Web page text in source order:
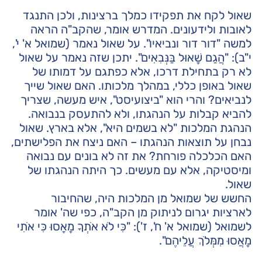
שאול לקח את תפקידו כמלך ברצינות, ולכן התנגד
לאובות ולידעונים. המדרש אומר, שהקב"ה הראה
למשה "דור דור ונביאיו". על שאול נאמר (שמואל א' י',
י"ב): "הֲגַם שָׁאוּל בַּנְּבִאִים". יתכן שזה נאמר על שאול
לא רק בתחילת דרכו, אלא כפתגם על דמותו של
שאול באופן כללי, במהלך מלכותו. האם שאול שייך
לנביאים? והרי הוא "ביצועיסט", איש מעשה, שצריך
להביא קבלות על הנהגתו, ולא להתעסק בנבואה.
הנהגת המלכות "לא בשמים היא", אלא בארץ. שאול
נבחן על תוצאות הנהגתו – האם ניצח את הפלישתים,
האם הכלכלה פורחת? את זה לא בונים עם נבואה
ומיסטיקה, אלא עם מעשים. כך היתה הנהגתו של
שאול.
החשש של שמואל מן המלכות היה, שהחיבור
לארציות יגרום לניתוק מן הקב"ה, כפי שה' אומר
לשמואל (שמואל א' ח', ז'): "כִּי לֹא אֹתְךָ מָאָסוּ כִּי אֹתִי
מָאֲסוּ מִמְּלֹךְ עֲלֵיהֶם".